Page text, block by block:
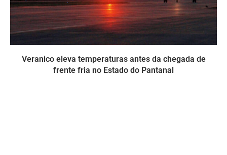
Veranico eleva temperaturas antes da chegada de
frente fria no Estado do Pantanal